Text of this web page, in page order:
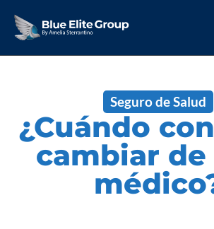
Seguro de Salud
¿Cuándo
cambiar de